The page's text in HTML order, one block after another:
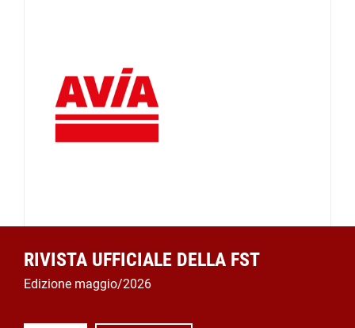
RIVISTA UFFICIALE DELLA FST
Edizione maggio/2026